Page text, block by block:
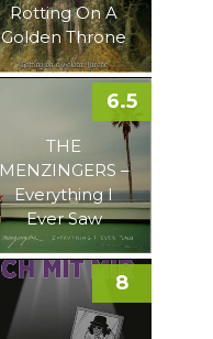
Rotting On A
Golden Throne
THE
MENZINGERS –
Everything I
Ever Saw
6.5
8